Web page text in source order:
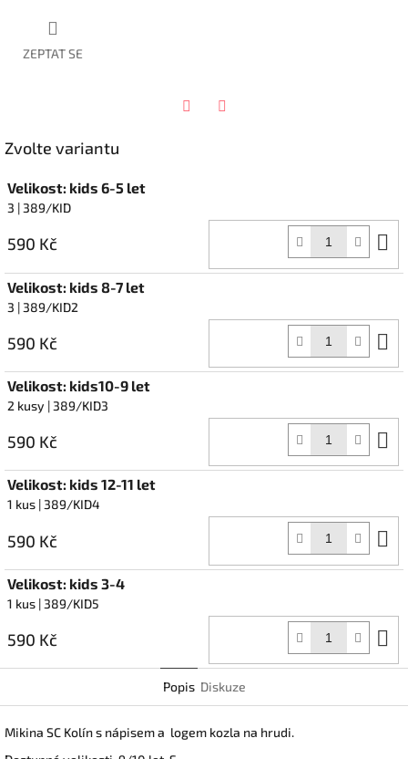
ZEPTAT SE
Zvolte variantu
Velikost: kids 6-5 let
3 | 389/KID
590 Kč
Velikost: kids 8-7 let
3 | 389/KID2
590 Kč
Velikost: kids10-9 let
2 kusy | 389/KID3
590 Kč
Velikost: kids 12-11 let
1 kus | 389/KID4
590 Kč
Velikost: kids 3-4
1 kus | 389/KID5
590 Kč
Popis Diskuze
Mikina SC Kolín s nápisem a logem kozla na hrudi.